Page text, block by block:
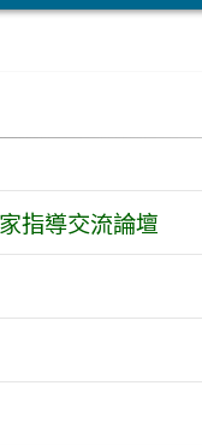
指導交流論壇